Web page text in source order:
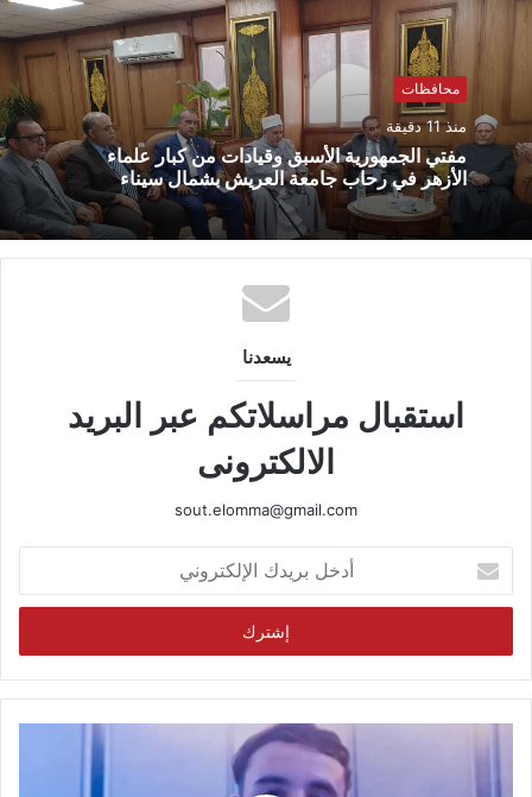
محافظات
منذ 11 دقيقة
مفتي الجمهورية الأسبق وقيادات من كبار علماء
الأزهر في رحاب جامعة العريش بشمال سيناء
يسعدنا
استقبال مراسلاتكم عبر البريد
الالكترونى
sout.elomma@gmail.com
بريدك
الإلكتروني